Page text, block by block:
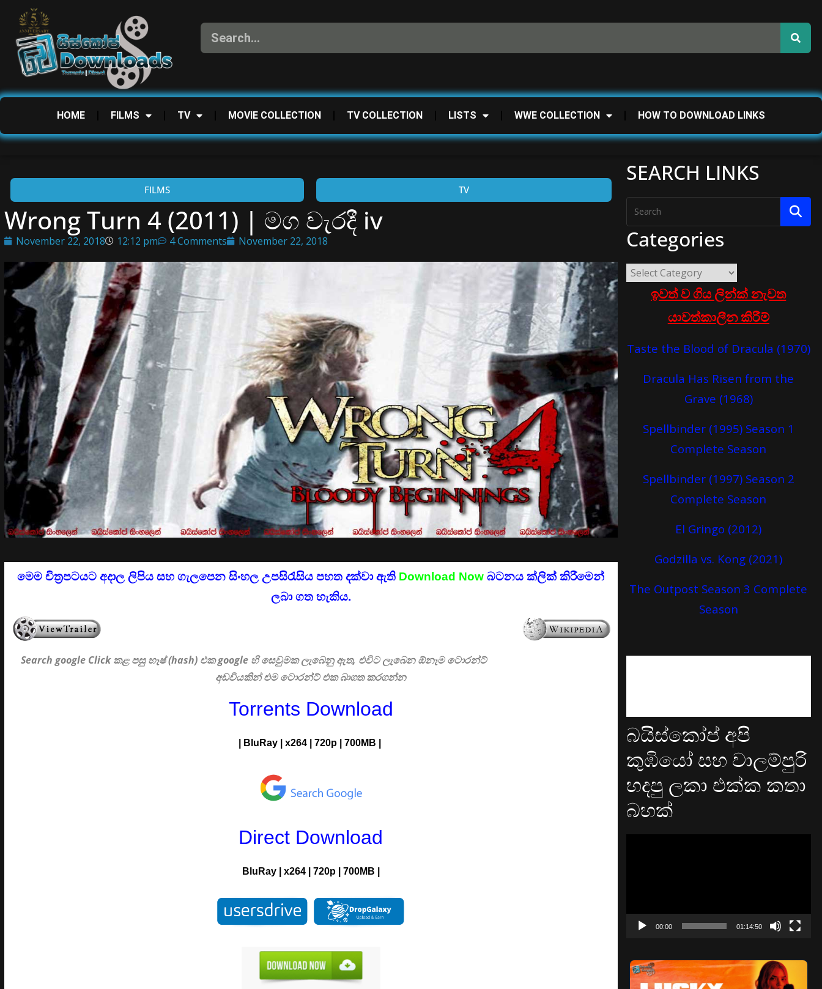
HOME FILMS TV MOVIE COLLECTION TV COLLECTION LISTS WWE COLLECTION HOW TO DOWNLOAD LINKS
FILMS TV
Wrong Turn 4 (2011) | මග වැරදී iv
November 22, 2018 12:12 pm 4 Comments November 22, 2018
මෙම චිත්‍රපටයට අදාල ලිපිය සහ ගැලපෙන සිංහල උපසිරැසිය පහත දක්වා ඇති Download Now බටනය ක්ලික් කිරීමෙන්
ලබා ගත හැකිය.
Search google Clickකළ පසු හෑෂ් (hash) එක google හි සෙවුමක ලැබෙනු ඇත, එවිට ලැබෙන ඕනෑම ටොරන්ට්
අඩවියකින් එම ටොරන්ට් එක බාගත කරගන්න
Torrents Download
BluRay| x264| 720p| 700MB |
Direct Download
BluRay| x264| 720p| 700MB |
SEARCH LINKS
Categories
ඉවත් ව ගිය ලින්ක් නැවත
යාවත්කාලීන කිරීම්
Taste the Blood of Dracula (1970)
Dracula Has Risen from the
Grave (1968)
Spellbinder (1995) Season 1
Complete Season
Spellbinder (1997) Season 2
Complete Season
El Gringo (2012)
Godzilla vs. Kong (2021)
The Outpost Season 3 Complete
Season
බයිස්කෝප් අපි
කුඹියෝ සහ වාලම්පුරි
හදපු ලකා එක්ක කතා
බහක්
00:00 01:14:50